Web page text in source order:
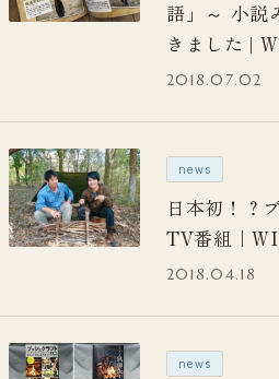
語」～ 小説
きました |
2018.07.02
news
日本初！？
TV番組｜
2018.04.18
news